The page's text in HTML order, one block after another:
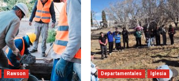
Rawson Departamentales Iglesia